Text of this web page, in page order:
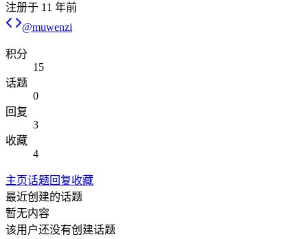
注册于 11 年前
@muwenzi
积分
15
话题
0
回复
3
收藏
4
主页话题回复收藏
最近创建的话题
暂无内容
该用户还没有创建话题